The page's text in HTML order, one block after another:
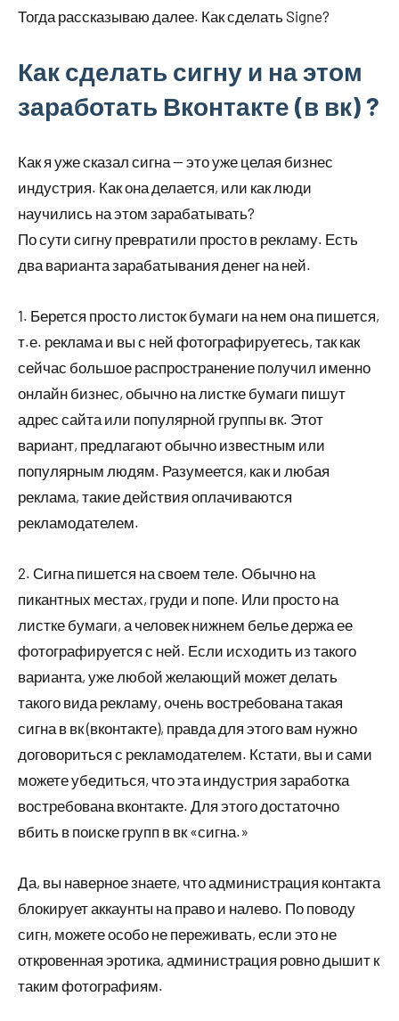
Тогда рассказываю далее. Как сделать Signe?
Как сделать сигну и на этом
заработать Вконтакте (в вк) ?
Как я уже сказал сигна — это уже целая бизнес
индустрия. Как она делается, или как люди
научились на этом зарабатывать?
По сути сигну превратили просто в рекламу. Есть
два варианта зарабатывания денег на ней.
1. Берется просто листок бумаги на нем она пишется,
т.е. реклама и вы с ней фотографируетесь, так как
сейчас большое распространение получил именно
онлайн бизнес, обычно на листке бумаги пишут
адрес сайта или популярной группы вк. Этот
вариант, предлагают обычно известным или
популярным людям. Разумеется, как и любая
реклама, такие действия оплачиваются
рекламодателем.
2. Сигна пишется на своем теле. Обычно на
пикантных местах, груди и попе. Или просто на
листке бумаги, а человек нижнем белье держа ее
фотографируется с ней. Если исходить из такого
варианта, уже любой желающий может делать
такого вида рекламу, очень востребована такая
сигна в вк (вконтакте), правда для этого вам нужно
договориться с рекламодателем. Кстати, вы и сами
можете убедиться, что эта индустрия заработка
востребована вконтакте. Для этого достаточно
вбить в поиске групп в вк «сигна.»
Да, вы наверное знаете, что администрация контакта
блокирует аккаунты на право и налево. По поводу
сигн, можете особо не переживать, если это не
откровенная эротика, администрация ровно дышит к
таким фотографиям.